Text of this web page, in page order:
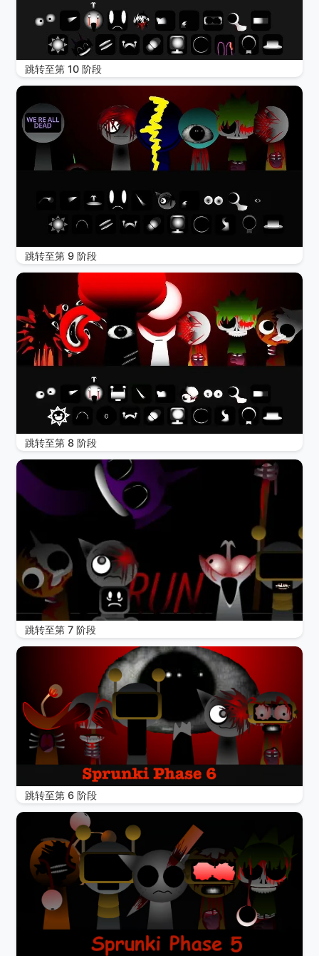
跳转至第 10 阶段
跳转至第 9 阶段
跳转至第 8 阶段
跳转至第 7 阶段
跳转至第 6 阶段